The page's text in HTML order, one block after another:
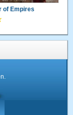
of Empires